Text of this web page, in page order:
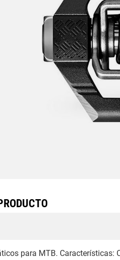
para MTB. Características: